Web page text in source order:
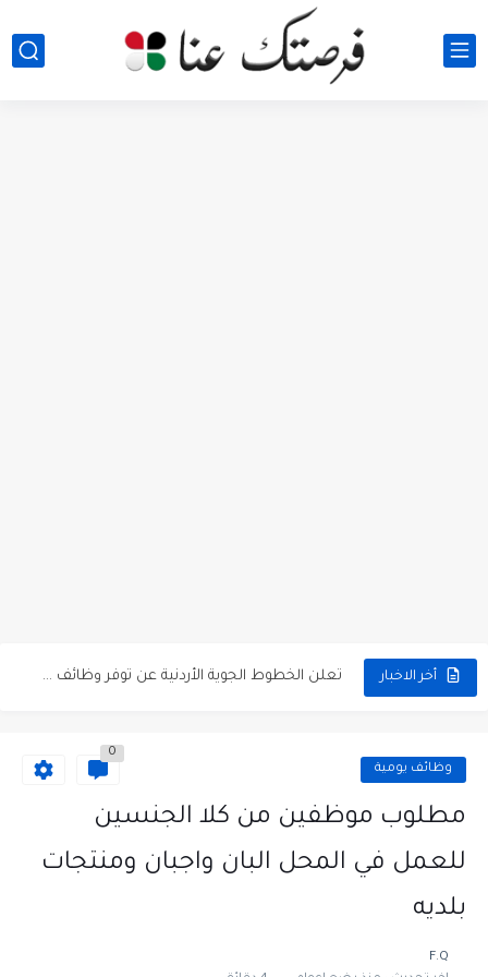
أخر الاخبار تعلن الخطوط الجوية الأردنية عن توفر وظائف شاغرة لمضيفي طيران
مطلوب عامل نظافة عدد 2 بدوام كامل او جزئي في... وظائف يومية
0
مطلوب موظفين من كلا الجنسين
للعمل في المحل البان واجبان ومنتجات
بلديه
F.Q